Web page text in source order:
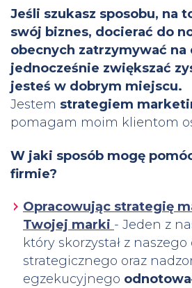
Jeśli szukasz sposobu, na
swój biznes, docierać do
obecnych zatrzymywać na
jednocześnie zwiększać
jesteś w dobrym miejscu.
Jestem strategiem
pomagam moim klientom
W jaki sposób mogę
firmie?
Opracowując strategię
Twojej marki - Jeden z
który skorzystał z
strategicznego oraz
egzekucyjnego